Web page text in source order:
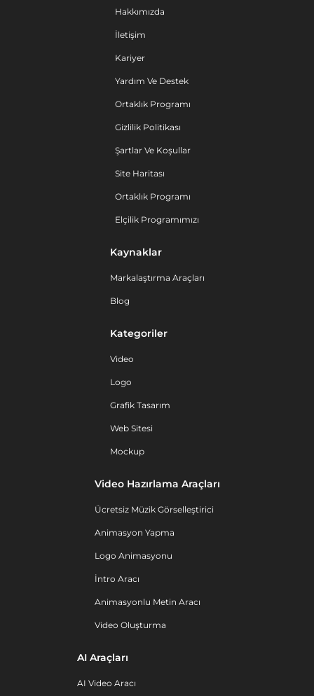
Hakkımızda
İletişim
Kariyer
Yardım Ve Destek
Ortaklık Programı
Gizlilik Politikası
Şartlar Ve Koşullar
Site Haritası
Ortaklık Programı
Elçilik Programımızı
Kaynaklar
Markalaştırma Araçları
Blog
Kategoriler
Video
Logo
Grafik Tasarım
Web Sitesi
Mockup
Video Hazırlama Araçları
Ücretsiz Müzik Görselleştirici
Animasyon Yapma
Logo Animasyonu
İntro Aracı
Animasyonlu Metin Aracı
Video Oluşturma
AI Araçları
AI Video Aracı